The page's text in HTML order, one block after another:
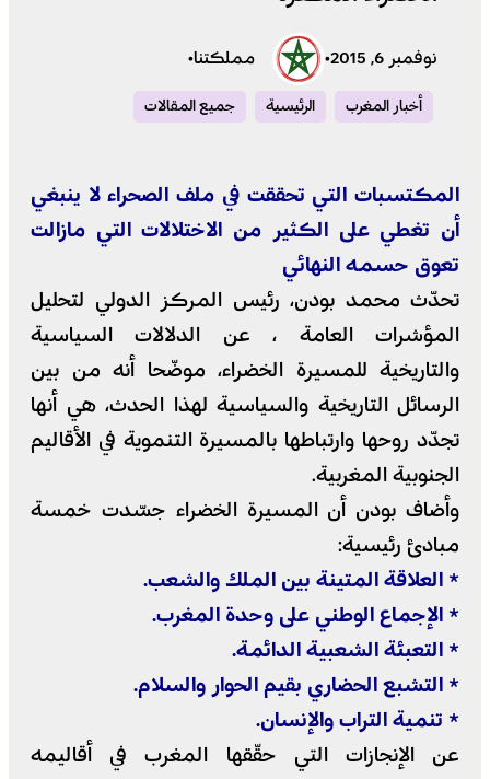
نوفمبر 6, 2015 • مملكتنا•
أخبار المغرب الرئيسية جميع المقالات
المكتسبات التي تحققت في ملف الصحراء لا ينبغي
أن تغطي على الكثير من الاختلالات التي مازالت
تعوق حسمه النهائي
تحدّث محمد بودن، رئيس المركز الدولي لتحليل
المؤشرات العامة ، عن الدلالات السياسية
والتاريخية للمسيرة الخضراء، موضّحا أنه من بين
الرسائل التاريخية والسياسية لهذا الحدث، هي أنها
تجدّد روحها وارتباطها بالمسيرة التنموية في الأقاليم
الجنوبية المغربية.
وأضاف بودن أن المسيرة الخضراء جسّدت خمسة
مبادئ رئيسية:
* العلاقة المتينة بين الملك والشعب.
* الإجماع الوطني على وحدة المغرب.
* التعبئة الشعبية الدائمة.
* التشبع الحضاري بقيم الحوار والسلام.
* تنمية التراب والإنسان.
عن الإنجازات التي حقّقها المغرب في أقاليمه